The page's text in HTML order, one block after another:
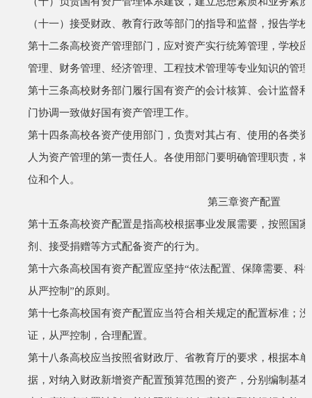
（十一）接受财政、教育行政等部门的指导和监督，报告学
第十二条高校资产管理部门，应对资产实行统筹管理，学校
管理、财务管理、经济管理、工程技术管理等专业知识的管
第十三条高校财务部门履行国有资产的会计核算、会计监督
门协调一致做好国有资产管理工作。
第十四条高校各资产使用部门，负责对其占有、使用的各类
人为资产管理的第一责任人。各使用部门要明确管理职责，
位和个人。
第三章资产配置
第十五条高校资产配置是指高校根据事业发展需要，按照国
剂、接受捐赠等方式配备资产的行为。
第十六条高校国有资产配置应坚持“依法配置、保障需要、科
从严控制 ”的原则。
第十七条高校国有资产配置应当符合相关规定的配置标准；
证，从严控制，合理配置。
第十八条高校应当按照省财政厅、省教育厅的要求，根据本
据，对纳入财政新增资产配置预算范围的资产，分别编制基